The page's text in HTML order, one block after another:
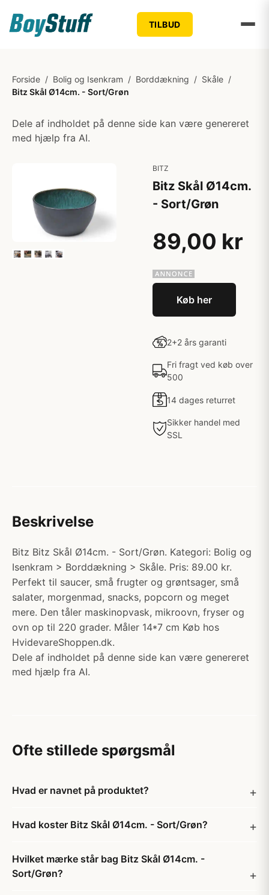
TILBUD
Forside / Bolig og Isenkram / Borddækning / Skåle /
Bitz Skål Ø14cm. - Sort/Grøn
Dele af indholdet på denne side kan være genereret
med hjælp fra AI.
BITZ
Bitz Skål Ø14cm.
- Sort/Grøn
89,00 kr
Køb her
2+2 års garanti
Fri fragt ved køb over
500
14 dages returret
Sikker handel med
SSL
Beskrivelse
Bitz Bitz Skål Ø14cm. - Sort/Grøn. Kategori: Bolig og
Isenkram > Borddækning > Skåle. Pris: 89.00 kr.
Perfekt til saucer, små frugter og grøntsager, små
salater, morgenmad, snacks, popcorn og meget
mere. Den tåler maskinopvask, mikroovn, fryser og
ovn op til 220 grader. Måler 14*7 cm Køb hos
HvidevareShoppen.dk.
Dele af indholdet på denne side kan være genereret
med hjælp fra AI.
Ofte stillede spørgsmål
Hvad er navnet på produktet?
Hvad koster Bitz Skål Ø14cm. - Sort/Grøn?
Hvilket mærke står bag Bitz Skål Ø14cm. -
Sort/Grøn?